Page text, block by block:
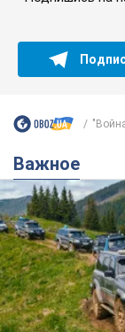
"Джипинг
забили
В высокогорье
луга – редкие
формировались